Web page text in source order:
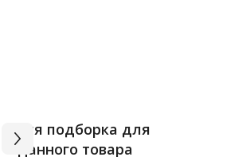
Вся подборка для
данного товара